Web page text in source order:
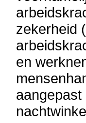
zekerheid
en